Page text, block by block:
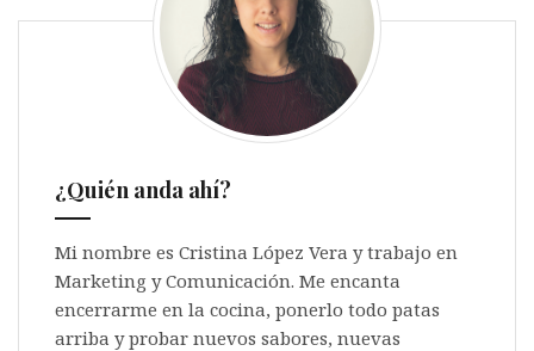
¿Quién anda ahí?
Mi nombre es Cristina López Vera y trabajo en
Marketing y Comunicación. Me encanta
encerrarme en la cocina, ponerlo todo patas
arriba y probar nuevos sabores, nuevas